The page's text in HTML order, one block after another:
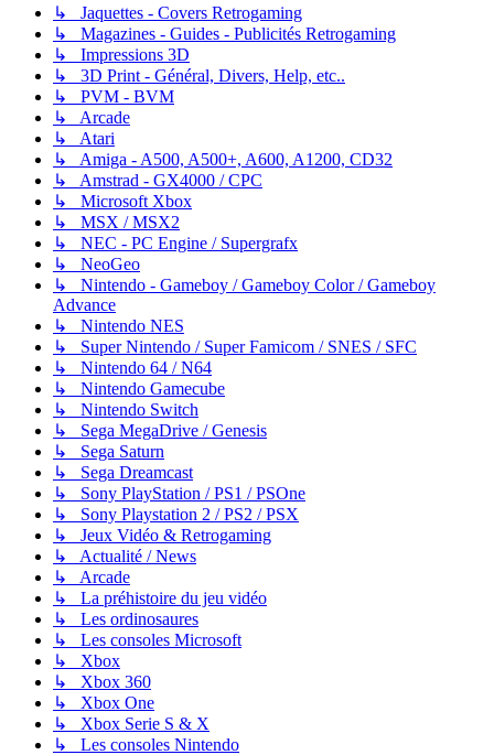
↳ Jaquettes - Covers Retrogaming
↳ Magazines - Guides - Publicités Retrogaming
↳ Impressions 3D
↳ 3D Print - Général, Divers, Help, etc..
↳ PVM - BVM
↳ Arcade
↳ Atari
↳ Amiga - A500, A500+, A600, A1200, CD32
↳ Amstrad - GX4000 / CPC
↳ Microsoft Xbox
↳ MSX / MSX2
↳ NEC - PC Engine / Supergrafx
↳ NeoGeo
↳ Nintendo - Gameboy / Gameboy Color / Gameboy
Advance
↳ Nintendo NES
↳ Super Nintendo / Super Famicom / SNES / SFC
↳ Nintendo 64 / N64
↳ Nintendo Gamecube
↳ Nintendo Switch
↳ Sega MegaDrive / Genesis
↳ Sega Saturn
↳ Sega Dreamcast
↳ Sony PlayStation / PS1 / PSOne
↳ Sony Playstation 2 / PS2 / PSX
↳ Jeux Vidéo & Retrogaming
↳ Actualité / News
↳ Arcade
↳ La préhistoire du jeu vidéo
↳ Les ordinosaures
↳ Les consoles Microsoft
↳ Xbox
↳ Xbox 360
↳ Xbox One
↳ Xbox Serie S & X
↳ Les consoles Nintendo